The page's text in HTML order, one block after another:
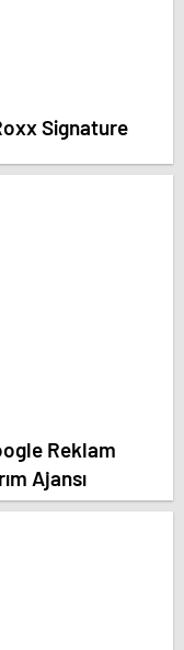
Signature
Ajansı